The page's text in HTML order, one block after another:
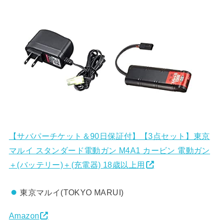
【サバパーチケット＆90日保証付】【3点セット】東京
マルイ スタンダード電動ガン M4A1 カービン 電動ガン
＋(バッテリー)＋(充電器) 18歳以上用
東京マルイ(TOKYO MARUI)
Amazon